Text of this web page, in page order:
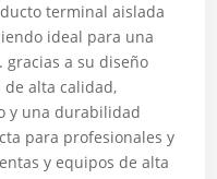
terminal aislada
ideal para una
a su diseño
alta calidad,
y una durabilidad
para profesionales y
y equipos de alta